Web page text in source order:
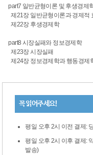
part7 일반균형이론 및 후생경제
제21장 일반균형이론과 경제적
제22장 후생경제학
part8 시장실패와 정보경제학
제23장 시장실패
제24장 정보경제학과 행동경제
꼭 읽어주세요!
평일 오후 2시 이전 결제:
평일 오후 2시 이후 결제:
발송)